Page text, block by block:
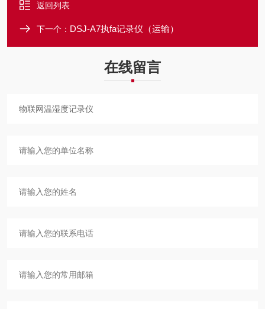
返回列表
下一个： DSJ-A7执fa记录仪（运输）
在线留言